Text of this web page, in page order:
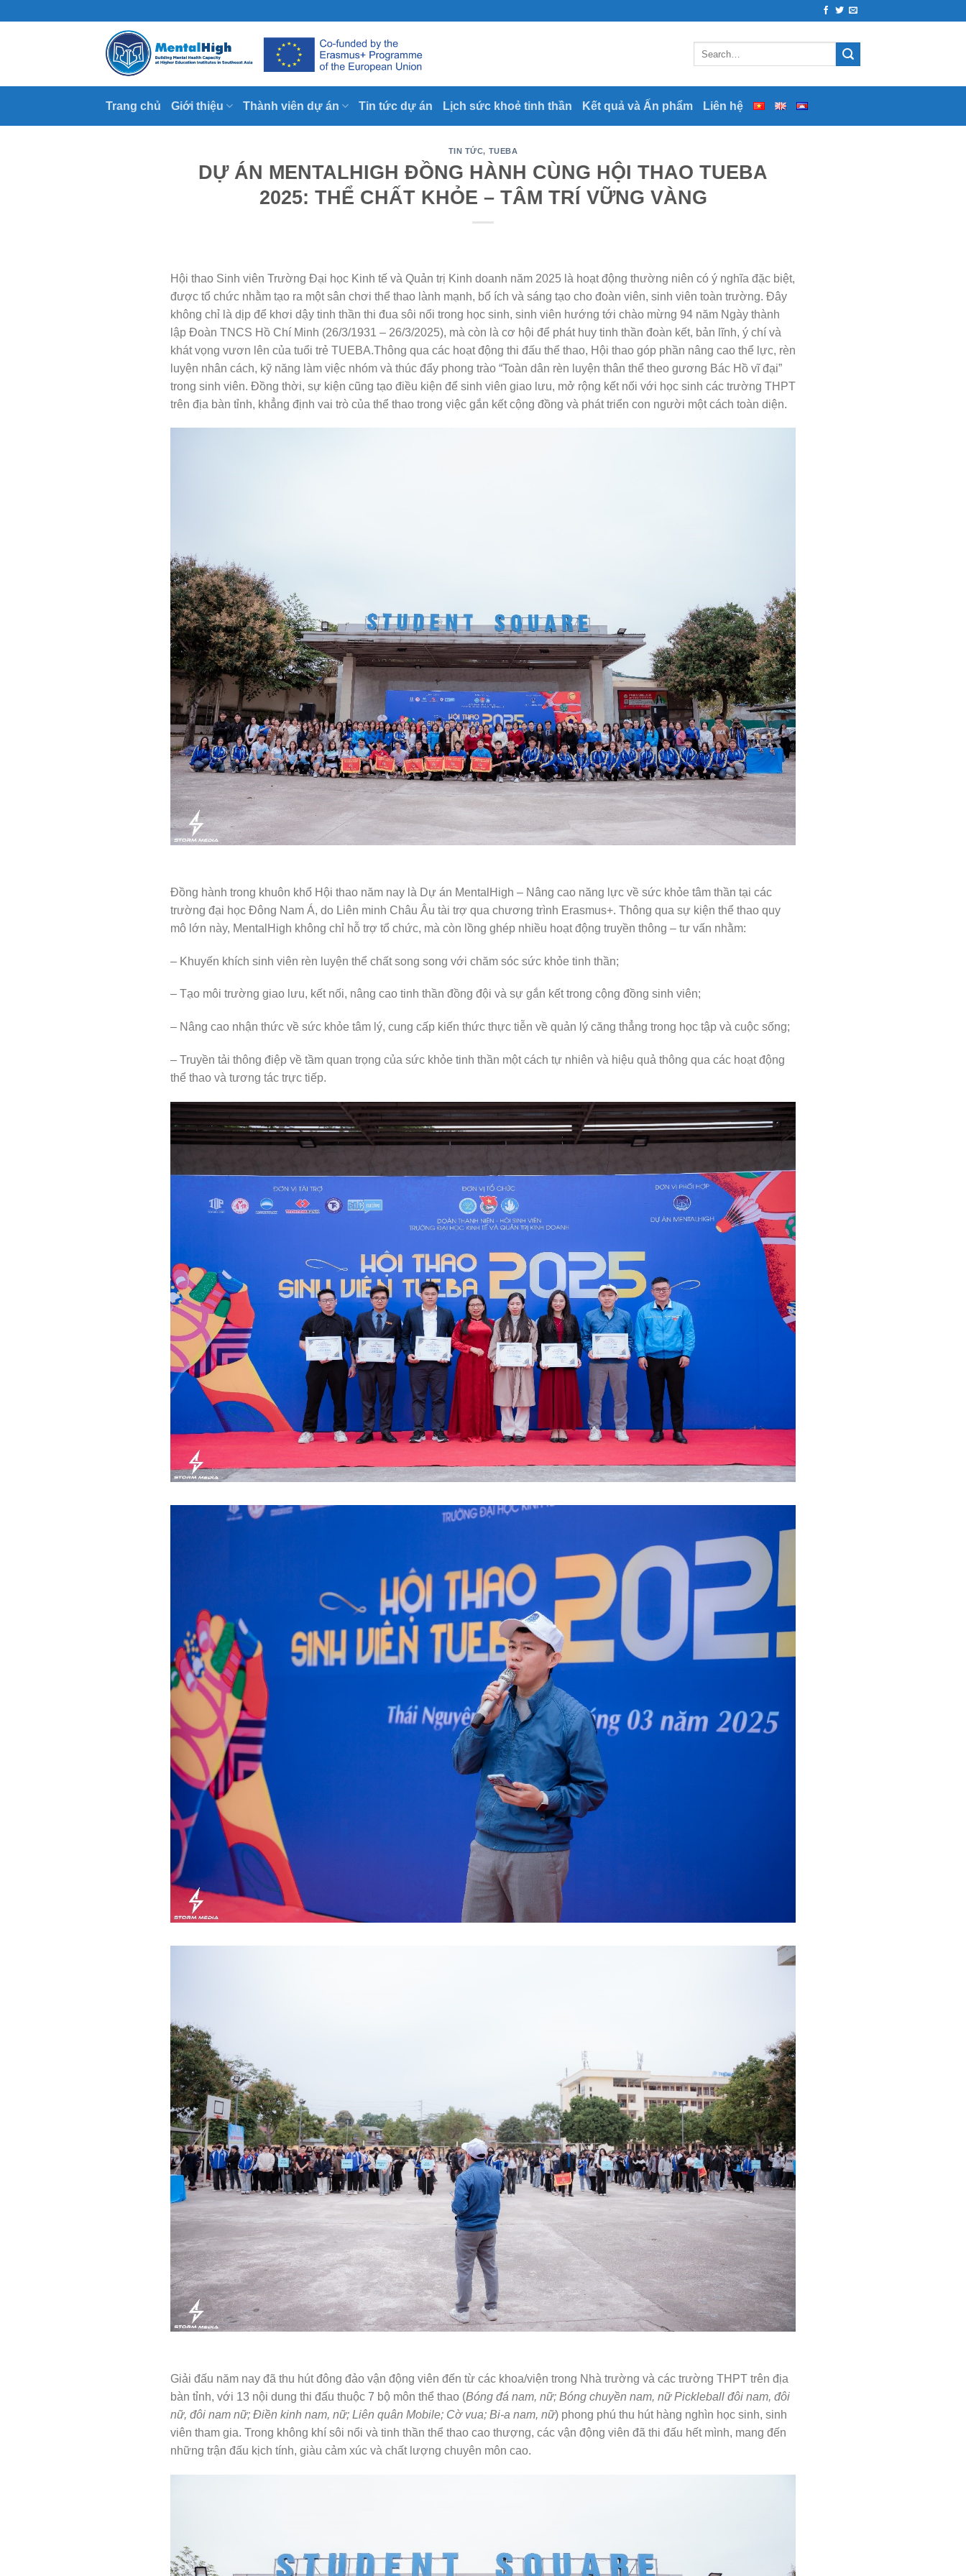
Trang chủ Giới thiệu Thành viên dự án Tin tức dự án Lịch sức khoẻ tinh thần Kết quả và Ấn phẩm Liên hệ
TIN TỨC, TUEBA
DỰ ÁN MENTALHIGH ĐỒNG HÀNH CÙNG HỘI THAO TUEBA
2025: THỂ CHẤT KHỎE – TÂM TRÍ VỮNG VÀNG
Hội thao Sinh viên Trường Đại học Kinh tế và Quản trị Kinh doanh năm 2025 là hoạt động thường niên có ý nghĩa đặc biệt,
được tổ chức nhằm tạo ra một sân chơi thể thao lành mạnh, bổ ích và sáng tạo cho đoàn viên, sinh viên toàn trường. Đây
không chỉ là dịp để khơi dậy tinh thần thi đua sôi nổi trong học sinh, sinh viên hướng tới chào mừng 94 năm Ngày thành
lập Đoàn TNCS Hồ Chí Minh (26/3/1931 – 26/3/2025), mà còn là cơ hội để phát huy tinh thần đoàn kết, bản lĩnh, ý chí và
khát vọng vươn lên của tuổi trẻ TUEBA.Thông qua các hoạt động thi đấu thể thao, Hội thao góp phần nâng cao thể lực, rèn
luyện nhân cách, kỹ năng làm việc nhóm và thúc đẩy phong trào “Toàn dân rèn luyện thân thể theo gương Bác Hồ vĩ đại”
trong sinh viên. Đồng thời, sự kiện cũng tạo điều kiện để sinh viên giao lưu, mở rộng kết nối với học sinh các trường THPT
trên địa bàn tỉnh, khẳng định vai trò của thể thao trong việc gắn kết cộng đồng và phát triển con người một cách toàn diện.
Đồng hành trong khuôn khổ Hội thao năm nay là Dự án MentalHigh – Nâng cao năng lực về sức khỏe tâm thần tại các
trường đại học Đông Nam Á, do Liên minh Châu Âu tài trợ qua chương trình Erasmus+. Thông qua sự kiện thể thao quy
mô lớn này, MentalHigh không chỉ hỗ trợ tổ chức, mà còn lồng ghép nhiều hoạt động truyền thông – tư vấn nhằm:
– Khuyến khích sinh viên rèn luyện thể chất song song với chăm sóc sức khỏe tinh thần;
– Tạo môi trường giao lưu, kết nối, nâng cao tinh thần đồng đội và sự gắn kết trong cộng đồng sinh viên;
– Nâng cao nhận thức về sức khỏe tâm lý, cung cấp kiến thức thực tiễn về quản lý căng thẳng trong học tập và cuộc sống;
– Truyền tải thông điệp về tầm quan trọng của sức khỏe tinh thần một cách tự nhiên và hiệu quả thông qua các hoạt động
thể thao và tương tác trực tiếp.
Giải đấu năm nay đã thu hút đông đảo vận động viên đến từ các khoa/viện trong Nhà trường và các trường THPT trên địa
bàn tỉnh, với 13 nội dung thi đấu thuộc 7 bộ môn thể thao (Bóng đá nam, nữ; Bóng chuyền nam, nữ Pickleball đôi nam, đôi
nữ, đôi nam nữ; Điền kinh nam, nữ; Liên quân Mobile; Cờ vua; Bi-a nam, nữ) phong phú thu hút hàng nghìn học sinh, sinh
viên tham gia. Trong không khí sôi nổi và tinh thần thể thao cao thượng, các vận động viên đã thi đấu hết mình, mang đến
những trận đấu kịch tính, giàu cảm xúc và chất lượng chuyên môn cao.